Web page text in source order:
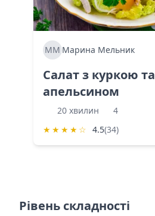
ММ Марина Мельник
Салат з куркою та
апельсином
20 хвилин
4
★ ★ ★ ★ ☆ 4.5(34)
Рівень складності